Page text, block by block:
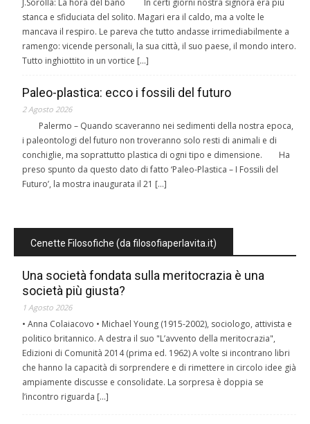
J.Sorolla: La hora del baño In certi giorni nostra signora era più
stanca e sfiduciata del solito. Magari era il caldo, ma a volte le
mancava il respiro. Le pareva che tutto andasse irrimediabilmente a
ramengo: vicende personali, la sua città, il suo paese, il mondo intero.
Tutto inghiottito in un vortice […]
Paleo-plastica: ecco i fossili del futuro
2 Agosto 2026
Palermo – Quando scaveranno nei sedimenti della nostra epoca,
i paleontologi del futuro non troveranno solo resti di animali e di
conchiglie, ma soprattutto plastica di ogni tipo e dimensione. Ha
preso spunto da questo dato di fatto ‘Paleo-Plastica – I Fossili del
Futuro’, la mostra inaugurata il 21 […]
Cenette Filosofiche (da filosofiaperlavita.it)
Una società fondata sulla meritocrazia è una
società più giusta?
1 Agosto 2026
• Anna Colaiacovo • Michael Young (1915-2002), sociologo, attivista e
politico britannico. A destra il suo "L’avvento della meritocrazia",
Edizioni di Comunità 2014 (prima ed. 1962) A volte si incontrano libri
che hanno la capacità di sorprendere e di rimettere in circolo idee già
ampiamente discusse e consolidate. La sorpresa è doppia se
l’incontro riguarda […]